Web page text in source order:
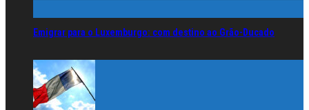
Emigrar para o Luxemburgo: com destino ao Grão-Ducado